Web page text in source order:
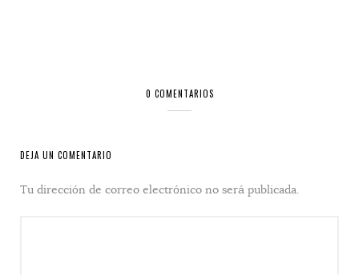
0 COMENTARIOS
DEJA UN COMENTARIO
Tu dirección de correo electrónico no será publicada.